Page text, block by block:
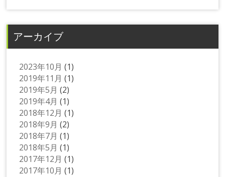
アーカイブ
2023年10月 (1)
2019年11月 (1)
2019年5月 (2)
2019年4月 (1)
2018年12月 (1)
2018年9月 (2)
2018年7月 (1)
2018年5月 (1)
2017年12月 (1)
2017年10月 (1)